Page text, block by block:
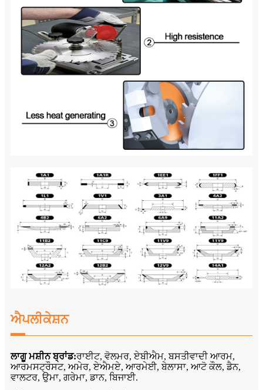
ਐਪਲੀਕੇਸ਼ਨ
ਲਾਗੂ ਮਸ਼ੀਨ ਬ੍ਰਾਂਡ:ਰਾਈਟ, ਵੋਲਮਰ, ਏਬੀਐਮ, ਬਸਤੀਵਾਦੀ ਆਰਮ,
ਆਰਮਸਟ੍ਰੌਸਟ, ਅਮੇਰ, ਏਐਮਏ, ਆਰਮੇਈ, ਬੇਲਾਸਾ, ਆਟੋ ਕੌਲ, ਡੈਨ,
ਵਾਲਟਰ, ਉਮਾ, ਗਰੇਮਾ, ਡਾਨ, ਬਿਜਾਈ.